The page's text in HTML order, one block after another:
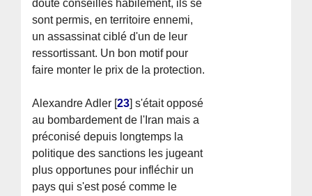
doute conseillés habilement, ils se
sont permis, en territoire ennemi,
un assassinat ciblé d'un de leur
ressortissant. Un bon motif pour
faire monter le prix de la protection.
Alexandre Adler [23] s'était opposé
au bombardement de l'Iran mais a
préconisé depuis longtemps la
politique des sanctions les jugeant
plus opportunes pour infléchir un
pays qui s'est posé comme le